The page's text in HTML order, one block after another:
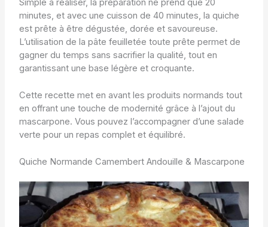
minutes, et avec une cuisson de 40 minutes, la quiche
est prête à être dégustée, dorée et savoureuse.
L’utilisation de la pâte feuilletée toute prête permet de
gagner du temps sans sacrifier la qualité, tout en
garantissant une base légère et croquante.
Cette recette met en avant les produits normands tout
en offrant une touche de modernité grâce à l’ajout du
mascarpone. Vous pouvez l’accompagner d’une salade
verte pour un repas complet et équilibré.
Quiche Normande Camembert Andouille & Mascarpone